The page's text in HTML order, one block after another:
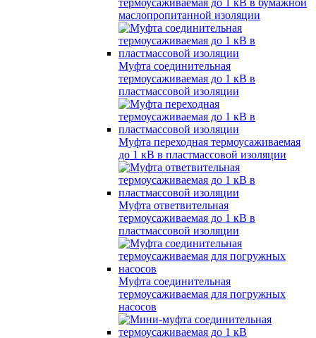
термоусаживаемая до 1 кВ в бумажной
маслопропитанной изоляции
Муфта соединительная
термоусаживаемая до 1 кВ в
пластмассовой изоляции
Муфта переходная термоусаживаемая
до 1 кВ в пластмассовой изоляции
Муфта ответвительная
термоусаживаемая до 1 кВ в
пластмассовой изоляции
Муфта соединительная
термоусаживаемая для погружных
насосов